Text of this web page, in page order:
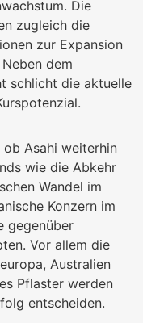
Die
zugleich die
zur Expansion
dem
schlicht die aktuelle
Asahi weiterhin
wie die Abkehr
Wandel im
Konzern im
gegenüber
Vor allem die
Australien
Pflaster werden
entscheiden.